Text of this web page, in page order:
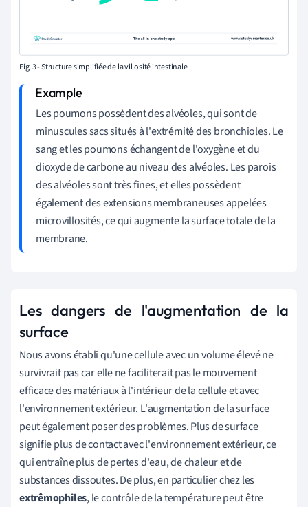
Fig. 3 -Structure simplifiée de la villosité intestinale
Les poumons possèdent des alvéoles, qui sont de
minuscules sacs situés à l'extrémité des bronchioles. Le
sang et les poumons échangent de l'oxygène et du
dioxyde de carbone au niveau des alvéoles. Les parois
des alvéoles sont très fines, et elles possèdent
également des extensions membraneuses appelées
microvillosités, ce qui augmente la surface totale de la
membrane.
Les dangers de l'augmentation de la
surface
Nous avons établi qu'une cellule avec un volume élevé ne
survivrait pas car elle ne faciliterait pas le mouvement
efficace des matériaux à l'intérieur de la cellule et avec
l'environnement extérieur. L'augmentation de la surface
peut également poser des problèmes. Plus de surface
signifie plus de contact avec l'environnement extérieur, ce
qui entraîne plus de pertes d'eau, de chaleur et de
substances dissoutes. De plus, en particulier chez les
extrêmophiles, le contrôle de la température peut être